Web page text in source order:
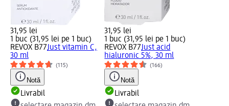
31,95 lei
1 buc (31,95 lei pe 1 buc)
REVOX B77Just vitamin C,
30 ml
(115)
Notă
Livrabil
31,95 lei
1 buc (31,95 lei pe 1 buc)
REVOX B77Just acid
hialuronic 5%, 30 ml
(166)
Notă
Livrabil